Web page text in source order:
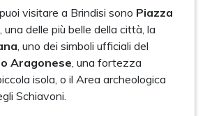
visitare a Brindisi sono Piazza
, una delle più belle della città, la
, uno dei simboli ufficiali del
Aragonese, una fortezza
isola, o il Area archeologica
Schiavoni.